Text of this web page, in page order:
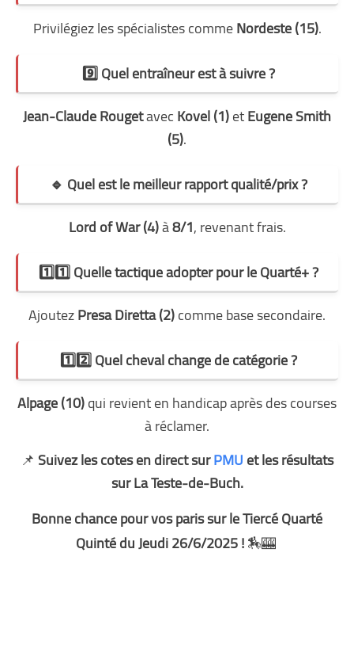
Privilégiez les spécialistes commeNordeste (15).
9️⃣ Quel entraîneur est à suivre ?
Jean-Claude RougetavecKovel (1)etEugene Smith
(5).
🔹 Quel est le meilleur rapport qualité/prix ?
Lord of War (4)à8/1, revenant frais.
1️⃣1️⃣ Quelle tactique adopter pour le Quarté+ ?
AjoutezPresa Diretta (2)comme base secondaire.
1️⃣2️⃣ Quel cheval change de catégorie ?
Alpage (10)qui revient en handicap après des courses
à réclamer.
📌 Suivez les cotes en direct surPMUet les résultats
sur La Teste-de-Buch.
Bonne chance pour vos paris sur le Tiercé Quarté
Quinté du Jeudi 26/6/2025 !🏇🎰